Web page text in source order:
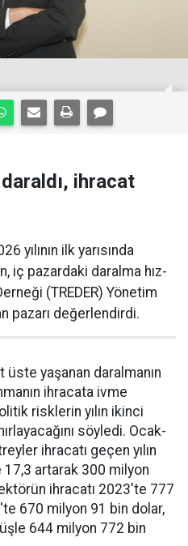
ihracat
yılının ilk yarısın­da
iç pazardaki daralma hız­
(TREDER) Yönetim
pazarı değerlendirdi.
üste yaşanan daralma­nın
ihracata ivme
riskle­rin yılın ikinci
söyledi. Ocak-
ihracatı geçen yılın
17,3 artarak 300 milyon
ihracatı 2023'te 777
670 milyon 91 bin dolar,
644 milyon 772 bin